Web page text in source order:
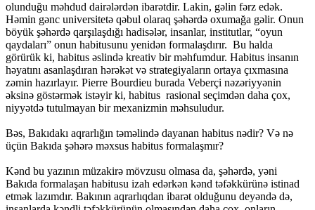
olunduğu məhdud dairələrdən ibarətdir. Lakin, gəlin fərz edək.
Həmin gənc universitetə qəbul olaraq şəhərdə oxumağa gəlir. Onun
böyük şəhərdə qarşılaşdığı hadisələr, insanlar, institutlar, “oyun
qaydaları” onun habitusunu yenidən formalaşdırır. Bu halda
görürük ki, habitus əslində kreativ bir məhfumdur. Habitus insanın
həyatını asanlaşdıran hərəkət və strategiyaların ortaya çıxmasına
zəmin hazırlayır. Pierre Bourdieu burada Veberçi nəzəriyyənin
əksinə göstərmək istəyir ki, habitus rasional seçimdən daha çox,
niyyətdə tutulmayan bir mexanizmin məhsuludur.
Bəs, Bakıdakı aqrarlığın təməlində dayanan habitus nədir? Və nə
üçün Bakıda şəhərə məxsus habitus formalaşmır?
Kənd bu yazının müzakirə mövzusu olmasa da, şəhərdə, yəni
Bakıda formalaşan habitusu izah edərkən kənd təfəkkürünə istinad
etmək lazımdır. Bakının aqrarlıqdan ibarət olduğunu deyəndə də,